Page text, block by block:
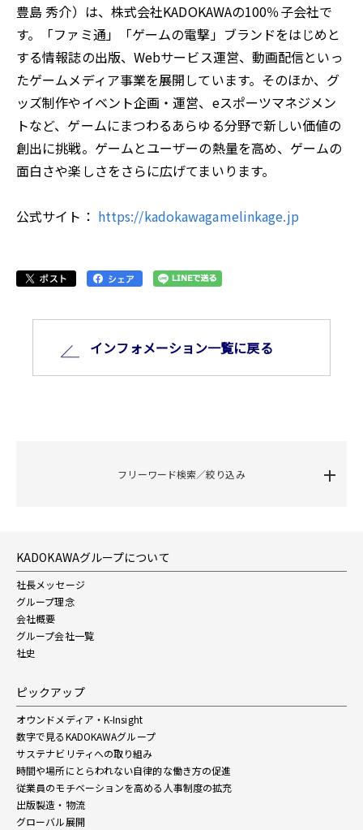
豊島 秀介）は、株式会社KADOKAWAの100％子会社で
す。「ファミ通」「ゲームの電撃」ブランドをはじめと
する情報誌の出版、Webサービス運営、動画配信といっ
たゲームメディア事業を展開しています。そのほか、グ
ッズ制作やイベント企画・運営、eスポーツマネジメン
トなど、ゲームにまつわるあらゆる分野で新しい価値の
創出に挑戦。ゲームとユーザーの熱量を高め、ゲームの
面白さや楽しさをさらに広げてまいります。
公式サイト： https://kadokawagamelinkage.jp
インフォメーション⼀覧に戻る
フリーワード検索／絞り込み
KADOKAWAグループについて
社長メッセージ
グループ理念
会社概要
グループ会社一覧
社史
ピックアップ
オウンドメディア・K-Insight
数字で見るKADOKAWAグループ
サステナビリティへの取り組み
時間や場所にとらわれない自律的な働き方の促進
従業員のモチベーションを高める人事制度の拡充
出版製造・物流
グローバル展開